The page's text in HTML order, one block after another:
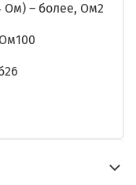
Ом) – более, Ом2